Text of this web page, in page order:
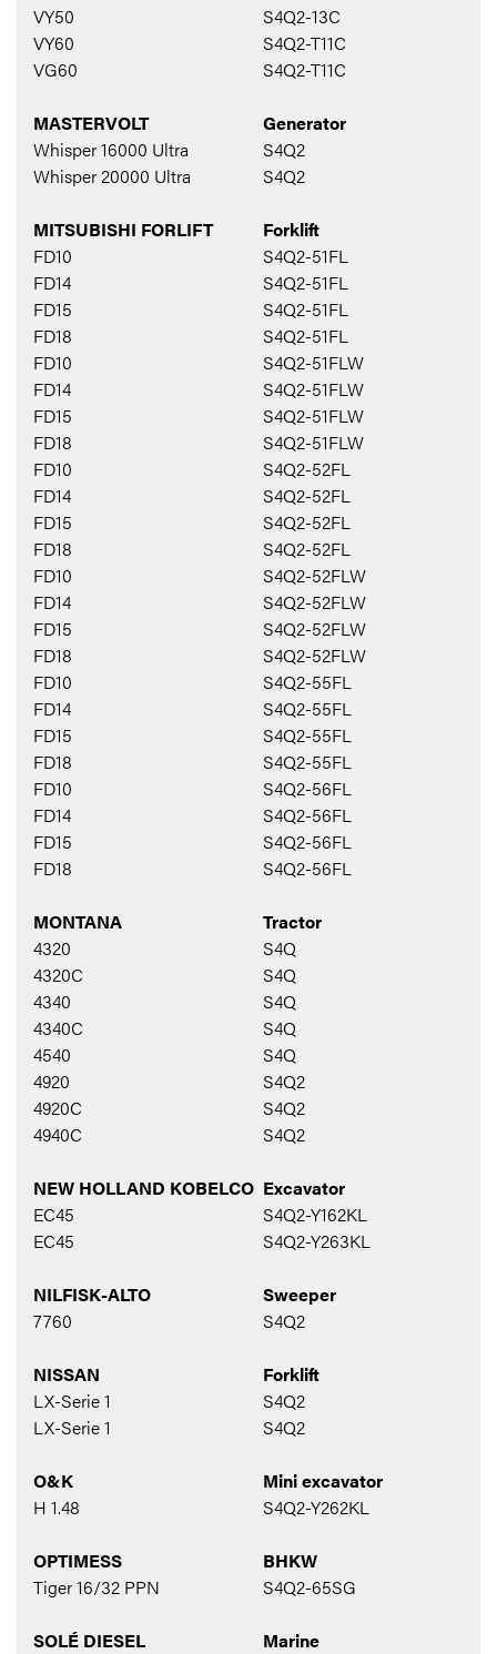
VY50
S4Q2-13C
VY60
S4Q2-T11C
VG60
S4Q2-T11C
MASTERVOLT
Generator
Whisper 16000 Ultra
S4Q2
Whisper 20000 Ultra
S4Q2
MITSUBISHI FORLIFT
Forklift
FD10
S4Q2-51FL
FD14
S4Q2-51FL
FD15
S4Q2-51FL
FD18
S4Q2-51FL
FD10
S4Q2-51FLW
FD14
S4Q2-51FLW
FD15
S4Q2-51FLW
FD18
S4Q2-51FLW
FD10
S4Q2-52FL
FD14
S4Q2-52FL
FD15
S4Q2-52FL
FD18
S4Q2-52FL
FD10
S4Q2-52FLW
FD14
S4Q2-52FLW
FD15
S4Q2-52FLW
FD18
S4Q2-52FLW
FD10
S4Q2-55FL
FD14
S4Q2-55FL
FD15
S4Q2-55FL
FD18
S4Q2-55FL
FD10
S4Q2-56FL
FD14
S4Q2-56FL
FD15
S4Q2-56FL
FD18
S4Q2-56FL
MONTANA
Tractor
4320
S4Q
4320C
S4Q
4340
S4Q
4340C
S4Q
4540
S4Q
4920
S4Q2
4920C
S4Q2
4940C
S4Q2
NEW HOLLAND KOBELCO Excavator
EC45
S4Q2-Y162KL
EC45
S4Q2-Y263KL
NILFISK-ALTO
Sweeper
7760
S4Q2
NISSAN
Forklift
LX-Serie 1
S4Q2
LX-Serie 1
S4Q2
O&K
Mini excavator
H 1.48
S4Q2-Y262KL
OPTIMESS
BHKW
Tiger 16/32 PPN
S4Q2-65SG
SOLÉ DIESEL
Marine